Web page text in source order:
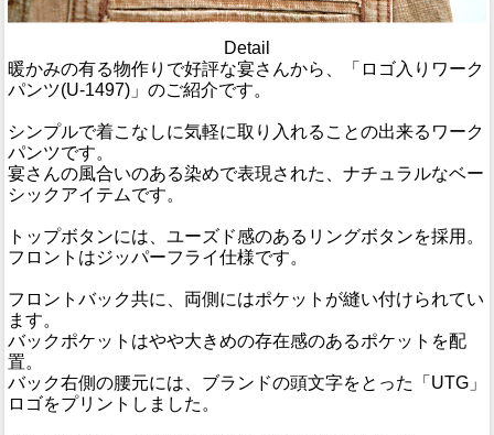
Detail
暖かみの有る物作りで好評な宴さんから、「ロゴ入りワーク
パンツ(U-1497)」のご紹介です。
シンプルで着こなしに気軽に取り入れることの出来るワーク
パンツです。
宴さんの風合いのある染めで表現された、ナチュラルなベー
シックアイテムです。
トップボタンには、ユーズド感のあるリングボタンを採用。
フロントはジッパーフライ仕様です。
フロントバック共に、両側にはポケットが縫い付けられてい
ます。
バックポケットはやや大きめの存在感のあるポケットを配
置。
バック右側の腰元には、ブランドの頭文字をとった「UTG」
ロゴをプリントしました。